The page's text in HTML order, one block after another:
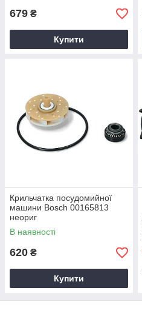
679 ₴
Купити
Крильчатка посудомийної
машини Bosch 00165813
неориг
В наявності
620 ₴
Купити